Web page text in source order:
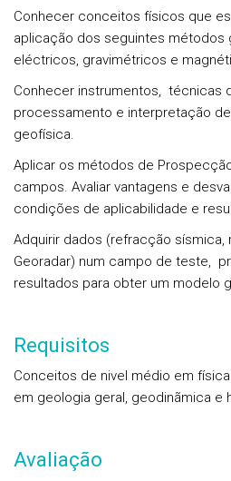
Conhecer conceitos físicos que
aplicação dos seguintes métodos
eléctricos, gravimétricos e
Conhecer instrumentos, técnicas
processamento e interpretação
geofísica.
Aplicar os métodos de
campos. Avaliar vantagens e
condições de aplicabilidade e
Adquirir dados (refracção
Georadar) num campo de teste,
resultados para obter um modelo
Requisitos
Conceitos de nivel médio em
em geologia geral, geodinãmica e
Avaliação